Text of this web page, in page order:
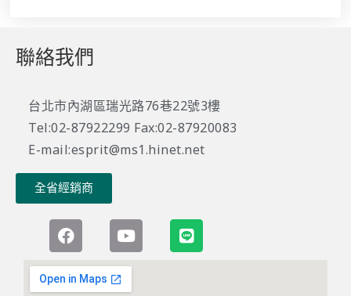
聯絡我們
台北市內湖區瑞光路76巷22號3樓
Tel:02-87922299 Fax:02-87920083
E-mail:esprit@ms1.hinet.net
全省經銷商